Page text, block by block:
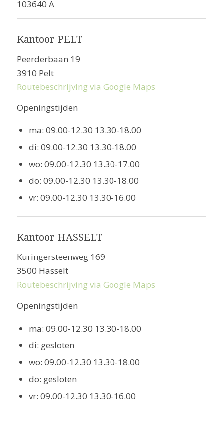
103640 A
Kantoor PELT
Peerderbaan 19
3910 Pelt
Routebeschrijving via Google Maps
Openingstijden
ma: 09.00-12.30 13.30-18.00
di: 09.00-12.30 13.30-18.00
wo: 09.00-12.30 13.30-17.00
do: 09.00-12.30 13.30-18.00
vr: 09.00-12.30 13.30-16.00
Kantoor HASSELT
Kuringersteenweg 169
3500 Hasselt
Routebeschrijving via Google Maps
Openingstijden
ma: 09.00-12.30 13.30-18.00
di: gesloten
wo: 09.00-12.30 13.30-18.00
do: gesloten
vr: 09.00-12.30 13.30-16.00